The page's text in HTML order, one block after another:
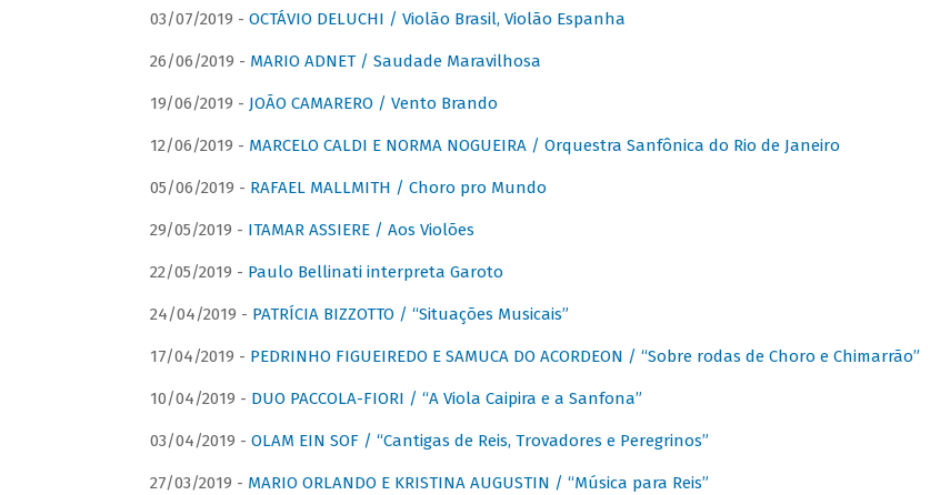
03/07/2019 - OCTÁVIO DELUCHI / Violão Brasil, Violão Espanha
26/06/2019 - MARIO ADNET / Saudade Maravilhosa
19/06/2019 - JOÃO CAMARERO / Vento Brando
12/06/2019 - MARCELO CALDI E NORMA NOGUEIRA / Orquestra Sanfônica do Rio de Janeiro
05/06/2019 - RAFAEL MALLMITH / Choro pro Mundo
29/05/2019 - ITAMAR ASSIERE / Aos Violões
22/05/2019 - Paulo Bellinati interpreta Garoto
24/04/2019 - PATRÍCIA BIZZOTTO / “Situações Musicais”
17/04/2019 - PEDRINHO FIGUEIREDO E SAMUCA DO ACORDEON / “Sobre rodas de Choro e Chimarrão”
10/04/2019 - DUO PACCOLA-FIORI / “A Viola Caipira e a Sanfona”
03/04/2019 - OLAM EIN SOF / “Cantigas de Reis, Trovadores e Peregrinos”
27/03/2019 - MARIO ORLANDO E KRISTINA AUGUSTIN / “Música para Reis”